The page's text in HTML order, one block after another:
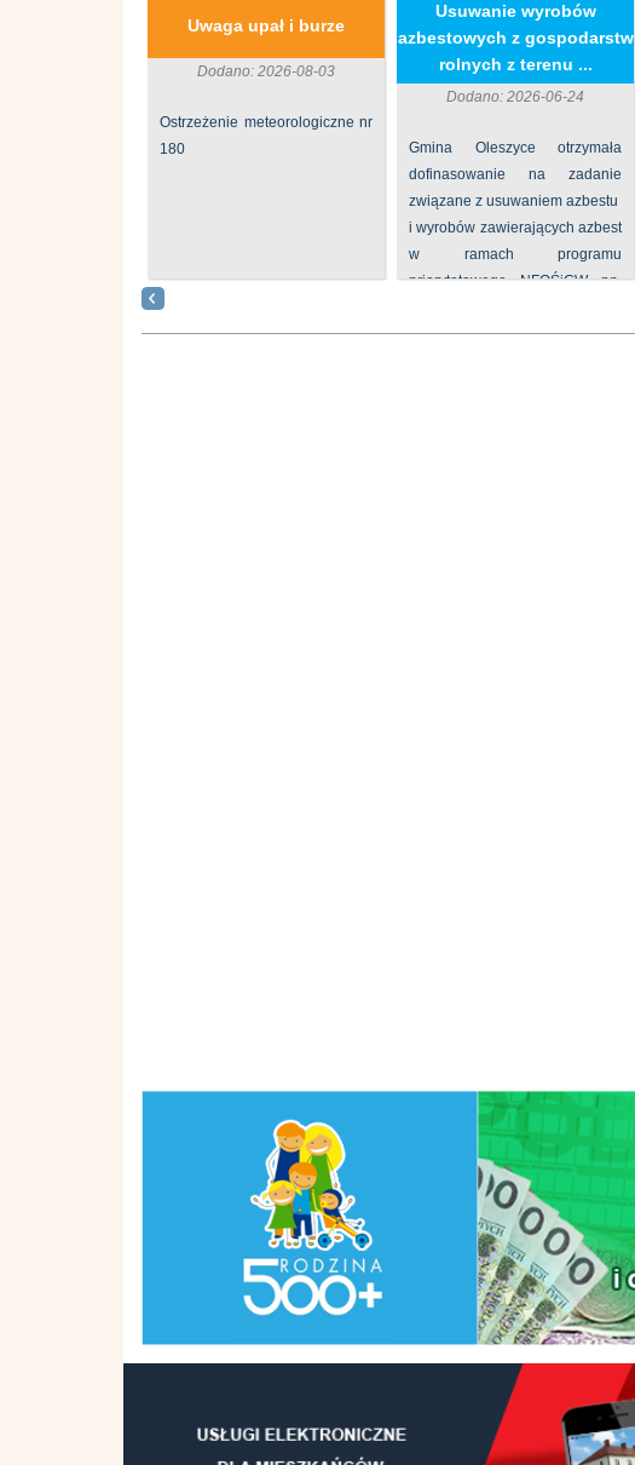
Uwaga upał i burze
Dodano: 2026-08-03
Ostrzeżenie meteorologiczne nr
180
​Usuwanie wyrobów
azbestowych z gospodarstw
rolnych z terenu ...
Dodano: 2026-06-24
Gmina Oleszyce otrzymała
dofinasowanie na zadanie
związane z usuwaniem azbestu
i wyrobów zawierających azbest
w ramach programu
priorytetowego NFOŚiGW pn.